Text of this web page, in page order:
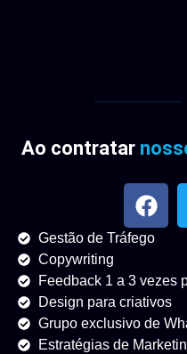
Ao contratar
Gestão de Tráfego
Copywriting
Feedback 1 a 3 vezes
Design para criativos
Grupo exclusivo de
Estratégias de